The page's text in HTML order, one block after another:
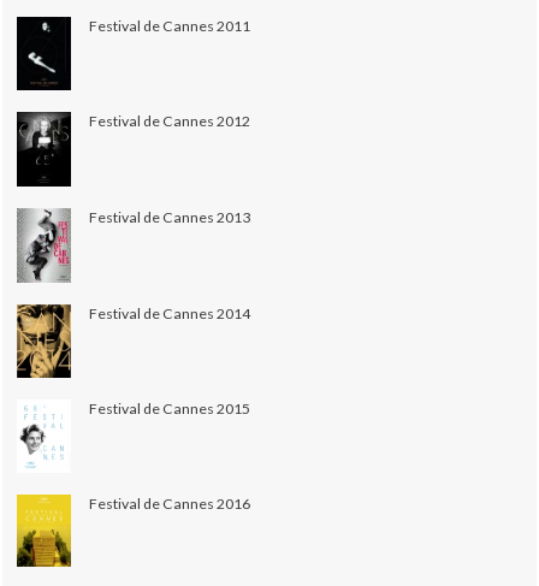
Festival de Cannes 2011
Festival de Cannes 2012
Festival de Cannes 2013
Festival de Cannes 2014
Festival de Cannes 2015
Festival de Cannes 2016